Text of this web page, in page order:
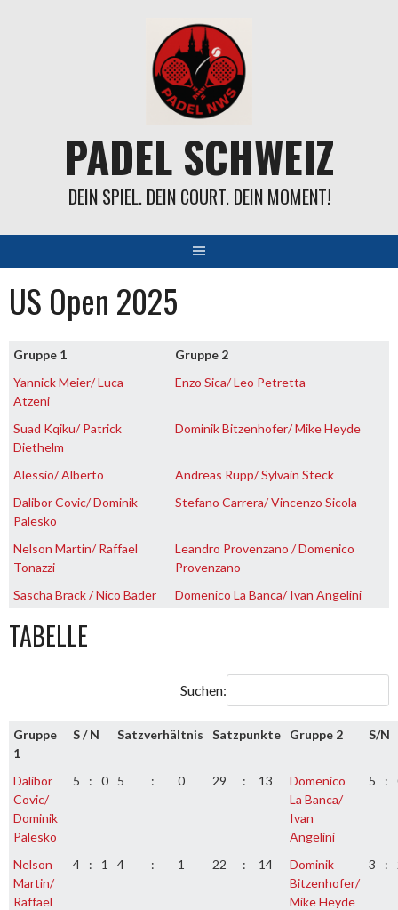
PADEL SCHWEIZ
DEIN SPIEL. DEIN COURT. DEIN MOMENT!
US Open 2025
Gruppe 1
Gruppe 2
Yannick Meier/ Luca
Atzeni
Enzo Sica/ Leo Petretta
Suad Kqiku/ Patrick
Diethelm
Dominik Bitzenhofer/ Mike Heyde
Alessio/ Alberto
Andreas Rupp/ Sylvain Steck
Dalibor Covic/ Dominik
Palesko
Stefano Carrera/ Vincenzo Sicola
Nelson Martin/ Raffael
Tonazzi
Leandro Provenzano / Domenico
Provenzano
Sascha Brack / Nico Bader
Domenico La Banca/ Ivan Angelini
TABELLE
Suchen:
Gruppe
1
S / N Satzverhältnis Satzpunkte Gruppe 2 S/N
Dalibor
Covic/
Dominik
Palesko
5 : 0 5 : 0 29 : 13
Domenico
La Banca/
Ivan
Angelini
5 :
Nelson
Martin/
Raffael
4 : 1 4 : 1 22 : 14
Dominik
Bitzenhofer/
Mike Heyde
3 :